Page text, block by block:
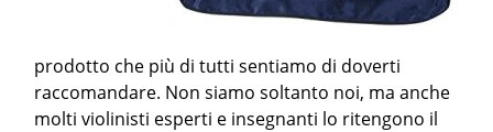
prodotto che più di tutti sentiamo di doverti
raccomandare. Non siamo soltanto noi, ma anche
molti violinisti esperti e insegnanti lo ritengono il